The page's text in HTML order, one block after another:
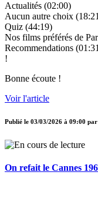
Actualités (02:00)
Aucun autre choix
Quiz (44:19)
Nos films préférés de
Recommendations
!
Bonne écoute !
Voir l'article
Publié le 03/03/2026 à 09:00 par
On refait le Cannes